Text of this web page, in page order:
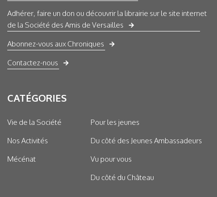
Adhérer, faire un don ou découvrir la librairie sur le site internet
de la Société des Amis de Versailles
Abonnez-vous aux Chroniques
Contactez-nous
CATÉGORIES
Vie de la Société
Nos Activités
Mécénat
Pour les jeunes
Du côté des Jeunes Ambassadeurs
Vu pour vous
Du côté du Château